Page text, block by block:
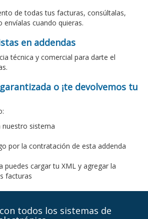
de todas tus facturas, consúltalas,
envíalas cuando quieras.
en addendas
técnica y comercial para darte el
o ¡te devolvemos tu
nuestro sistema
por la contratación de esta addenda
puedes cargar tu XML y agregar la
facturas
todos los sistemas de